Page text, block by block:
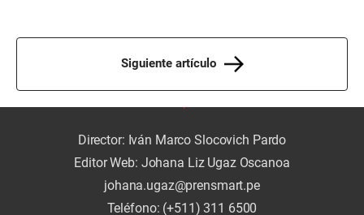
Siguiente artículo
Director: Iván Marco Slocovich Pardo
Editor Web: Johana Liz Ugaz Oscanoa
johana.ugaz@prensmart.pe
Teléfono: (+511) 311 6500